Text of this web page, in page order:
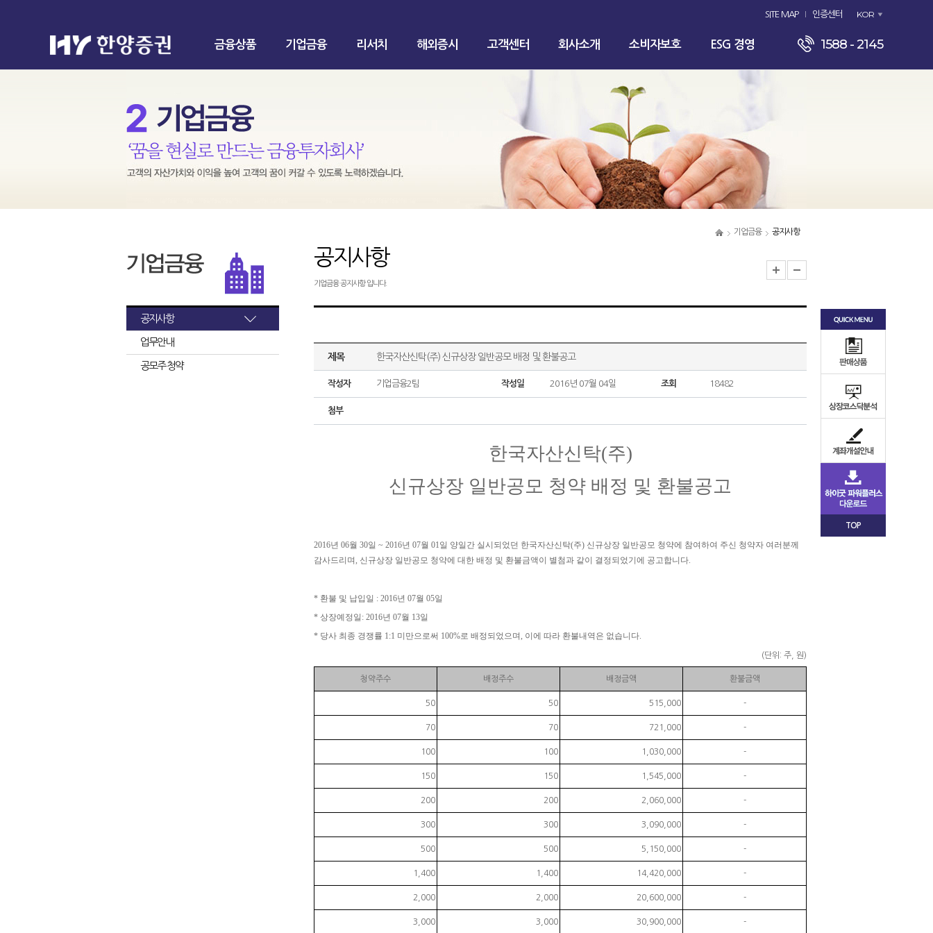
SITE MAP 인증센터 KOR
금융상품 기업금융 리서치 해외증시 고객센터 회사소개 소비자보호 ESG 경영 1588 - 2145
기업금융 공지사항
공지사항
업무안내
공모주 청약
공지사항
기업금융 공지사항 입니다.
제목 한국자산신탁(주) 신규상장 일반공모 배정 및 환불공고
작성자 기업금융2팀 작성일 2016년 07월 04일 조회 18482
첨부
한국자산신탁(주)
신규상장 일반공모 청약 배정 및 환불공고
2016년 06월 30일 ~ 2016년 07월 01일 양일간 실시되었던 한국자산신탁(주) 신규상장 일반공모 청약에 참여하여 주신 청약자 여러분께
감사드리며, 신규상장 일반공모 청약에 대한 배정 및 환불금액이 별첨과 같이 결정되었기에 공고합니다.
* 환불 및 납입일 : 2016년 07월 05일
* 상장예정일: 2016년 07월 13일
* 당사 최종 경쟁률 1:1 미만으로써 100%로 배정되었으며, 이에 따라 환불내역은 없습니다.
(단위: 주, 원)
청약주수 배정주수 배정금액 환불금액
50 50 515,000 -
70 70 721,000 -
100 100 1,030,000 -
150 150 1,545,000 -
200 200 2,060,000 -
300 300 3,090,000 -
500 500 5,150,000 -
1,400 1,400 14,420,000 -
2,000 2,000 20,600,000 -
3,000 3,000 30,900,000 -
TOP